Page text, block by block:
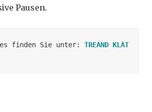
Pausen.
finden Sie unter: TREAND KLAT